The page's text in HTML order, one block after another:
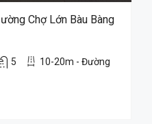
Chợ Lớn Bàu Bàng
5
10-20m - Đường